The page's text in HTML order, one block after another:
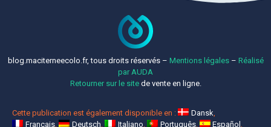
blog.maciterneecolo.fr, tous droits réservés – Mentions légales– Réalisé
par AUDA
Retourner sur le sitede vente en ligne.
Cette publication est également disponible en :
Dansk
Français
Deutsch Italiano Português Español